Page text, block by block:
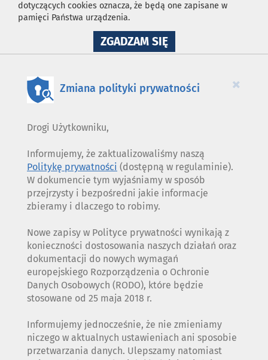
dotyczących cookies oznacza, że będą one zapisane w
pamięci Państwa urządzenia.
ZGADZAM SIĘNA
WYKORZYSTANIE
×
Zmiana polityki prywatności
Drogi Użytkowniku,
Informujemy, że zaktualizowaliśmy naszą
Politykę prywatności (dostępną w regulaminie).
W dokumencie tym wyjaśniamy w sposób
przejrzysty i bezpośredni jakie informacje
zbieramy i dlaczego to robimy.
Nowe zapisy w Polityce prywatności wynikają z
konieczności dostosowania naszych działań oraz
dokumentacji do nowych wymagań
europejskiego Rozporządzenia o Ochronie
Danych Osobowych (RODO), które będzie
stosowane od 25 maja 2018 r.
Informujemy jednocześnie, że nie zmieniamy
niczego w aktualnych ustawieniach ani sposobie
przetwarzania danych. Ulepszamy natomiast